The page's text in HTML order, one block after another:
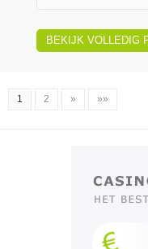
BEKIJK VOLLEDIG
1 2 » »»